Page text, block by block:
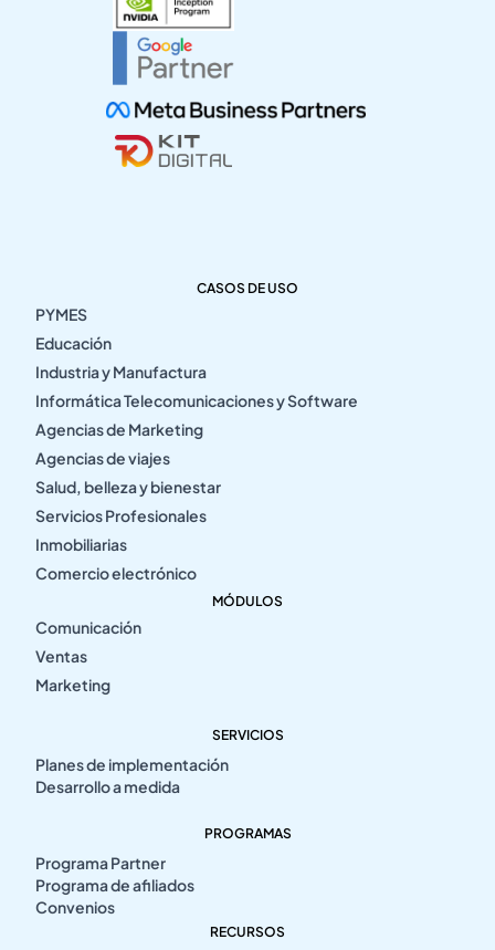
CASOS DE USO
PYMES
Educación
Industria y Manufactura
Informática Telecomunicaciones y Software
Agencias de Marketing
Agencias de viajes
Salud, belleza y bienestar
Servicios Profesionales
Inmobiliarias
Comercio electrónico
MÓDULOS
Comunicación
Ventas
Marketing
SERVICIOS
Planes de implementación
Desarrollo a medida
PROGRAMAS
Programa Partner
Programa de afiliados
Convenios
RECURSOS